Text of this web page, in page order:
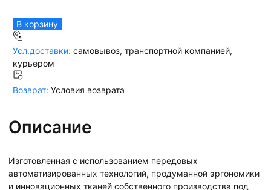
В корзину
Усл.доставки: самовывоз, транспортной компанией,
курьером
Возврат: Условия возврата
Описание
Изготовленная с использованием передовых
автоматизированных технологий, продуманной эргономики
и инновационных тканей собственного производства под